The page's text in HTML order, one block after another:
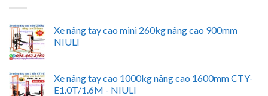
Xe nâng tay cao mini 260kg nâng cao 900mm
NIULI
Xe nâng tay cao 1000kg nâng cao 1600mm CTY-
E1.0T/1.6M - NIULI